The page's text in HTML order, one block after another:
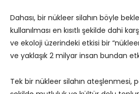
Dahası, bir nükleer silahın böyle
kullanılması en kısıtlı şekilde dahi
ve ekoloji üzerindeki etkisi bir
ve yaklaşık 2 milyar insan bundan
Tek bir nükleer silahın ateşlenmesi,